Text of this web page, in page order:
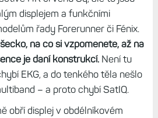
displejem a funkčními
řady Forerunner či Fénix.
na co si vzpomenete, až na
je daní konstrukcí.Není tu
EKG, a do tenkého těla nešlo
– a proto chybí SatIQ.
obří displej v obdélníkovém